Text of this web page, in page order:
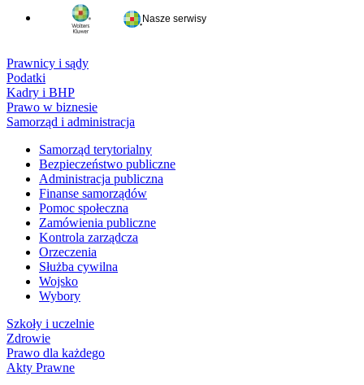
Nasze serwisy
Prawnicy i sądy
Podatki
Kadry i BHP
Prawo w biznesie
Samorząd i administracja
Samorząd terytorialny
Bezpieczeństwo publiczne
Administracja publiczna
Finanse samorządów
Pomoc społeczna
Zamówienia publiczne
Kontrola zarządcza
Orzeczenia
Służba cywilna
Wojsko
Wybory
Szkoły i uczelnie
Zdrowie
Prawo dla każdego
Akty Prawne